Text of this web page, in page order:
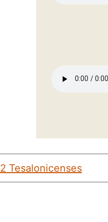
2 Tesalonicenses